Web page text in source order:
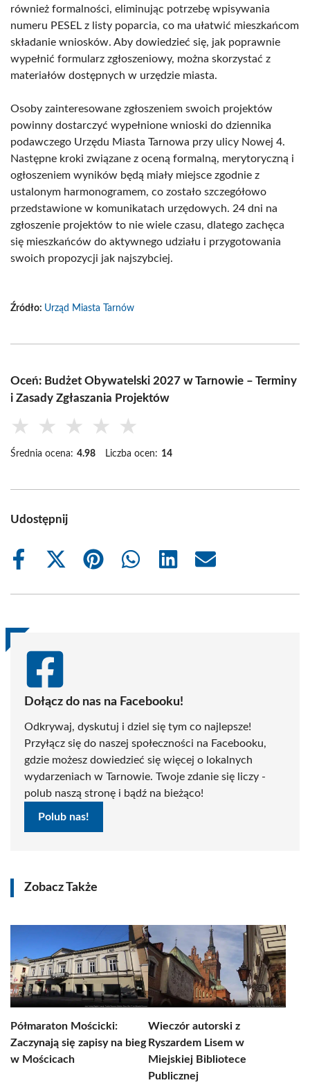
również formalności, eliminując potrzebę wpisywania
numeru PESEL z listy poparcia, co ma ułatwić mieszkańcom
składanie wniosków. Aby dowiedzieć się, jak poprawnie
wypełnić formularz zgłoszeniowy, można skorzystać z
materiałów dostępnych w urzędzie miasta.
Osoby zainteresowane zgłoszeniem swoich projektów
powinny dostarczyć wypełnione wnioski do dziennika
podawczego Urzędu Miasta Tarnowa przy ulicy Nowej 4.
Następne kroki związane z oceną formalną, merytoryczną i
ogłoszeniem wyników będą miały miejsce zgodnie z
ustalonym harmonogramem, co zostało szczegółowo
przedstawione w komunikatach urzędowych. 24 dni na
zgłoszenie projektów to nie wiele czasu, dlatego zachęca
się mieszkańców do aktywnego udziału i przygotowania
swoich propozycji jak najszybciej.
Źródło: Urząd Miasta Tarnów
Oceń: Budżet Obywatelski 2027 w Tarnowie – Terminy
i Zasady Zgłaszania Projektów
★ ★ ★ ★ ★
Średnia ocena: 4.98 Liczba ocen: 14
Udostępnij
Share
Share
(Twitter)
Share
Share
Share
Share
Dołącz do nas na Facebooku!
Odkrywaj, dyskutuj i dziel się tym co najlepsze!
Przyłącz się do naszej społeczności na Facebooku,
gdzie możesz dowiedzieć się więcej o lokalnych
wydarzeniach w Tarnowie. Twoje zdanie się liczy -
polub naszą stronę i bądź na bieżąco!
Polub nas!
Zobacz Także
Półmaraton Mościcki:
Zaczynają się zapisy na bieg
w Mościcach
Wieczór autorski z
Ryszardem Lisem w
Miejskiej Bibliotece
Publicznej